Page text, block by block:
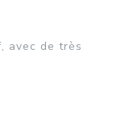
avec de très